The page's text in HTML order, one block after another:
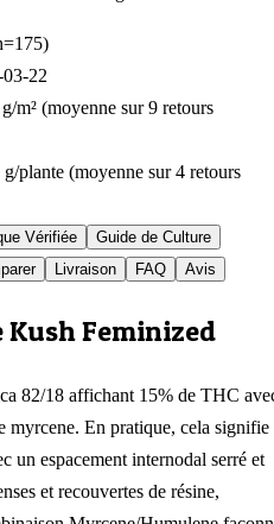
175)
22
g/m² (moyenne sur9 retours
g/plante (moyenne sur4 retours
Vérifiée
Guide de Culture
Livraison FAQ Avis
Kush Feminized
82/18 affichant 15% de THC
myrcene. En pratique, cela signifie
un espacement internodal serré et
et recouvertes de résine,